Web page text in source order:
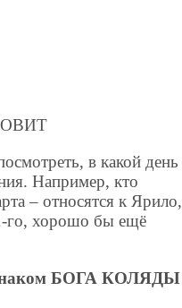
в какой день
Например, кто
– относятся к Ярило,
го, хорошо бы ещё
знаком БОГА КОЛЯДЫ